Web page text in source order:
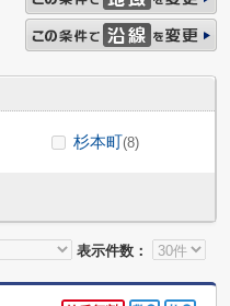
杉本町(8)
表示件数：